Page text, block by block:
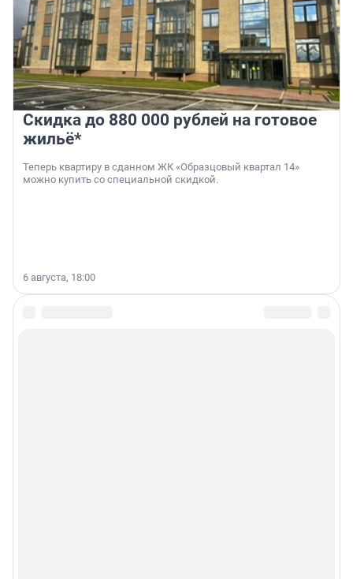
Скидка до 880 000 рублей на готовое
жильё*
Теперь квартиру в сданном ЖК «Образцовый квартал 14»
можно купить со специальной скидкой.
6 августа, 18:00